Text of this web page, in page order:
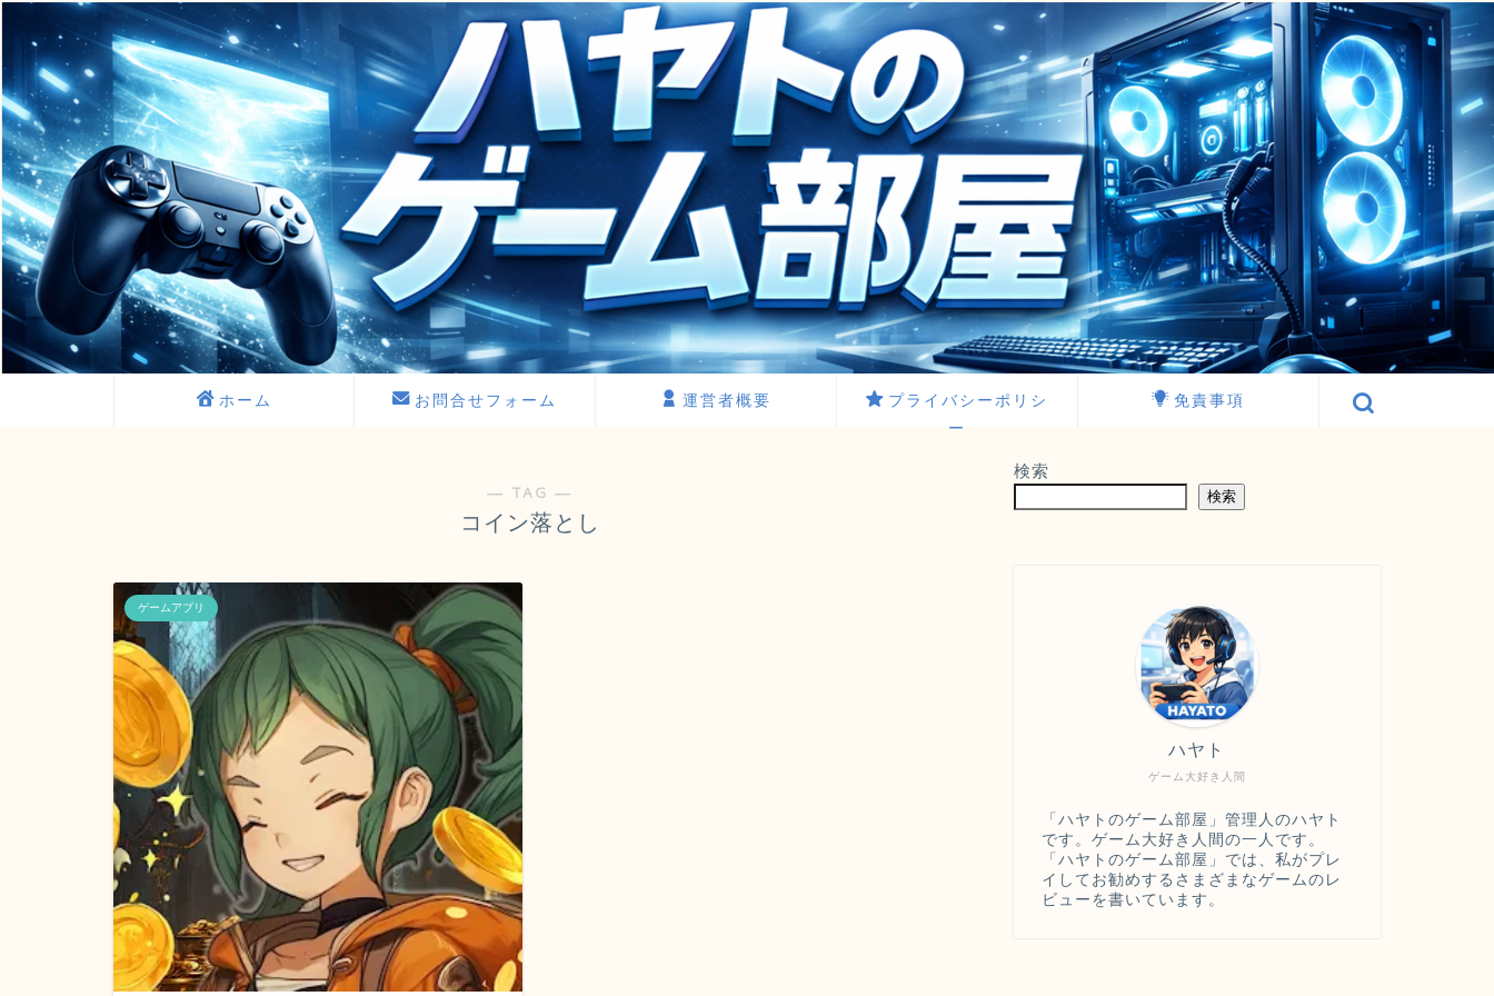
ホーム お問合せフォーム 運営者概要
プライバシーポリシ
ー
免責事項
― TAG ―
コイン落とし
ゲームアプリ
検索
検索
ゲーム大好き人間
ハヤト
「ハヤトのゲーム部屋」管理人のハヤト
です。ゲーム大好き人間の一人です。
「ハヤトのゲーム部屋」では、私がプレ
イしてお勧めするさまざまなゲームのレ
ビューを書いています。